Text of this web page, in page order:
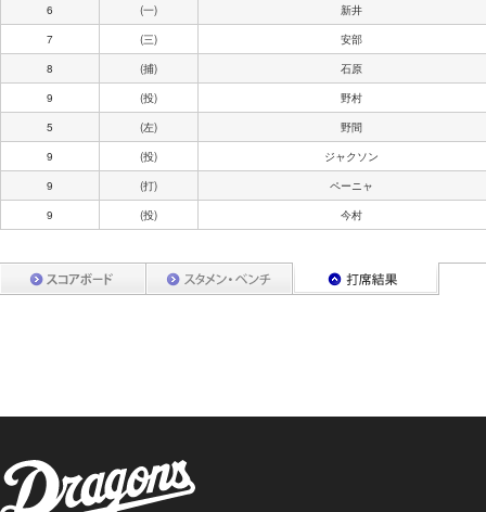
6
(一)
新井
7
(三)
安部
8
(捕)
石原
9
(投)
野村
5
(左)
野間
9
(投)
ジャクソン
9
(打)
ペーニャ
9
(投) 今村